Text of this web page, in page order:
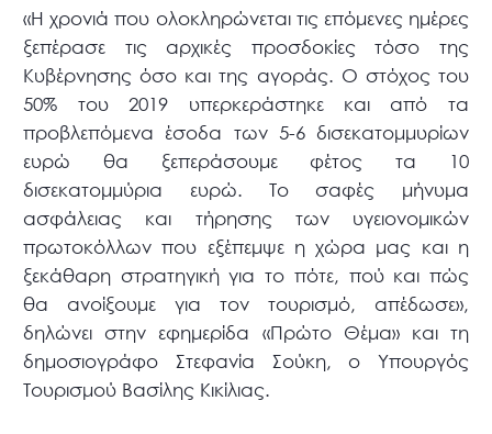
«Η χρονιά που ολοκληρώνεται τις επόμενες ημέρες
ξεπέρασε τις αρχικές προσδοκίες τόσο της
Κυβέρνησης όσο και της αγοράς. Ο στόχος του
50% του 2019 υπερκεράστηκε και από τα
προβλεπόμενα έσοδα των 5-6 δισεκατομμυρίων
ευρώ θα ξεπεράσουμε φέτος τα 10
δισεκατομμύρια ευρώ. Το σαφές μήνυμα
ασφάλειας και τήρησης των υγειονομικών
πρωτοκόλλων που εξέπεμψε η χώρα μας και η
ξεκάθαρη στρατηγική για το πότε, πού και πώς
θα ανοίξουμε για τον τουρισμό, απέδωσε»,
δηλώνει στην εφημερίδα «Πρώτο Θέμα» και τη
δημοσιογράφο Στεφανία Σούκη, ο Υπουργός
Τουρισμού Βασίλης Κικίλιας.